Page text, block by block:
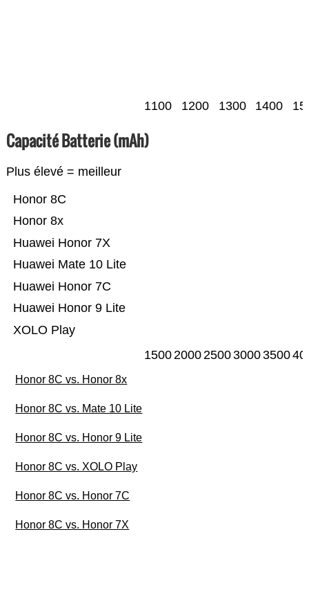
1100 1200 1300 1400
Capacité Batterie (mAh)
Plus élevé = meilleur
XOLO Play
Huawei Honor 9 Lite
Huawei Honor 7C
Huawei Mate 10 Lite
Huawei Honor 7X
Honor 8x
Honor 8C
15002000250030003500
Honor 8C vs. Honor 8x
Honor 8C vs. Mate 10 Lite
Honor 8C vs. Honor 9 Lite
Honor 8C vs. XOLO Play
Honor 8C vs. Honor 7C
Honor 8C vs. Honor 7X